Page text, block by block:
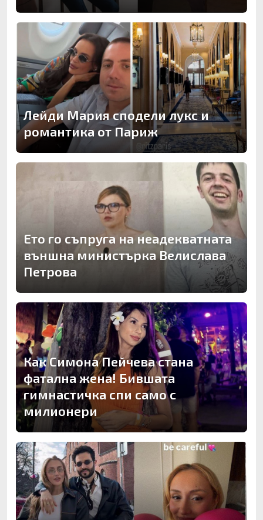
Лейди Мария сподели лукс и
романтика от Париж
Ето го съпруга на неадекватната
външна министърка Велислава
Петрова
Как Симона Пейчева стана
фатална жена! Бившата
гимнастичка спи само с
милионери